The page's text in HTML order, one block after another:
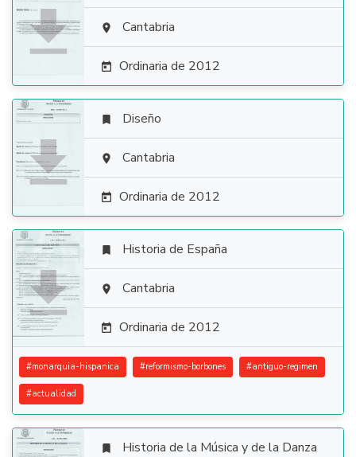
  Cantabria
 Ordinaria de 2012

 Diseño
 Cantabria
 Ordinaria de 2012

 Historia de España
 Cantabria
 Ordinaria de 2012
#monarquia-hispanica #reformismo-borbones #antiguo-regimen
#actualidad
 Historia de la Música y de la Danza